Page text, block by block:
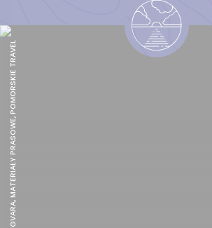
GVARA, MATERIAŁY PRASOWE, POMORSKIE TRAVEL